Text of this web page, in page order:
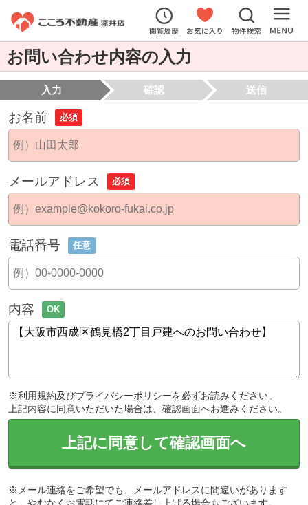
お問い合わせ内容の入力
入力 確認 送信
お名前 必須
メールアドレス 必須
電話番号 任意
内容 OK
※利用規約及びプライバシーポリシーを必ずお読みください。
上記内容に同意いただいた場合は、確認画面へお進みください。
上記に同意して確認画面へ
※メール連絡をご希望でも、メールアドレスに間違いがあります